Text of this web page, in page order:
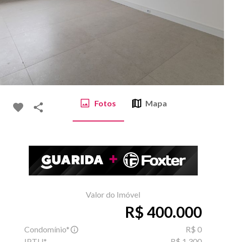
Fotos Mapa
Valor do Imóvel
R$ 400.000
Condomínio*
R$ 0